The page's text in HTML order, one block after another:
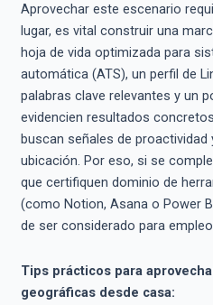
Aprovechar este escenario
lugar, es vital construir una
hoja de vida optimizada para
automática (ATS), un perfil de
palabras clave relevantes y un
evidencien resultados
buscan señales de
ubicación. Por eso, si se
que certifiquen dominio de
(como Notion, Asana o Power
de ser considerado para
Tips prácticos para
geográficas desde casa: